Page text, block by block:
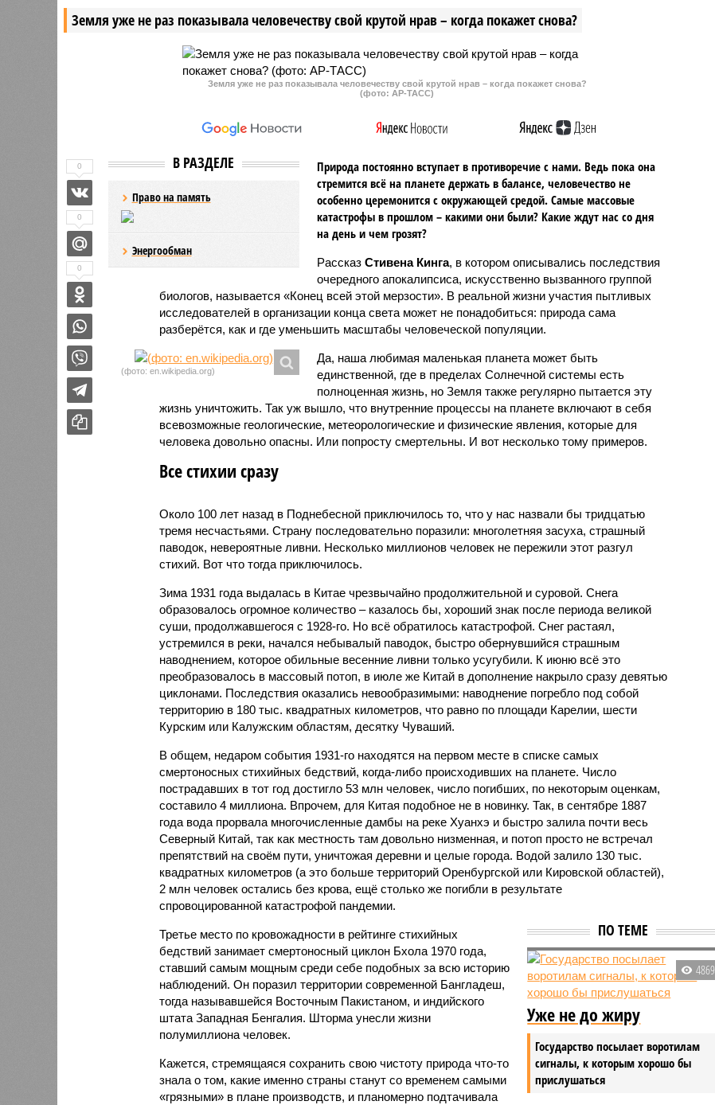
Земля уже не раз показывала человечеству свой крутой нрав – когда покажет снова?
Земля уже не раз показывала человечеству свой крутой нрав – когда покажет снова?
(фото: АР-ТАСС)
В РАЗДЕЛЕ
Право на память
Энергообман
Природа постоянно вступает в противоречие с нами. Ведь пока она
стремится всё на планете держать в балансе, человечество не
особенно церемонится с окружающей средой. Самые массовые
катастрофы в прошлом – какими они были? Какие ждут нас со дня
на день и чем грозят?
Рассказ Стивена Кинга, в котором описывались последствия
очередного апокалипсиса, искусственно вызванного группой
биологов, называется «Конец всей этой мерзости». В реальной жизни участия пытливых
исследователей в организации конца света может не понадобиться: природа сама
разберётся, как и где уменьшить масштабы человеческой популяции.
(фото: en.wikipedia.org)
Да, наша любимая маленькая планета может быть
единственной, где в пределах Солнечной системы есть
полноценная жизнь, но Земля также регулярно пытается эту
жизнь уничтожить. Так уж вышло, что внутренние процессы на планете включают в себя
всевозможные геологические, метеорологические и физические явления, которые для
человека довольно опасны. Или попросту смертельны. И вот несколько тому примеров.
Все стихии сразу
Около 100 лет назад в Поднебесной приключилось то, что у нас назвали бы тридцатью
тремя несчастьями. Страну последовательно поразили: многолетняя засуха, страшный
паводок, невероятные ливни. Несколько миллионов человек не пережили этот разгул
стихий. Вот что тогда приключилось.
Зима 1931 года выдалась в Китае чрезвычайно продолжительной и суровой. Снега
образовалось огромное количество – казалось бы, хороший знак после периода великой
суши, продолжавшегося с 1928-го. Но всё обратилось катастрофой. Снег растаял,
устремился в реки, начался небывалый паводок, быстро обернувшийся страшным
наводнением, которое обильные весенние ливни только усугубили. К июню всё это
преобразовалось в массовый потоп, в июле же Китай в дополнение накрыло сразу девятью
циклонами. Последствия оказались невообразимыми: наводнение погребло под собой
территорию в 180 тыс. квадратных километров, что равно по площади Карелии, шести
Курским или Калужским областям, десятку Чуваший.
В общем, недаром события 1931-го находятся на первом месте в списке самых
смертоносных стихийных бедствий, когда-либо происходивших на планете. Число
пострадавших в тот год достигло 53 млн человек, число погибших, по некоторым оценкам,
составило 4 миллиона. Впрочем, для Китая подобное не в новинку. Так, в сентябре 1887
года вода прорвала многочисленные дамбы на реке Хуанхэ и быстро залила почти весь
Северный Китай, так как местность там довольно низменная, и потоп просто не встречал
препятствий на своём пути, уничтожая деревни и целые города. Водой залило 130 тыс.
квадратных километров (а это больше территорий Оренбургской или Кировской областей),
2 млн человек остались без крова, ещё столько же погибли в результате
спровоцированной катастрофой пандемии.
ПО ТЕМЕ
4869
Уже не до жиру
Государство посылает воротилам
сигналы, к которым хорошо бы
прислушаться
Третье место по кровожадности в рейтинге стихийных
бедствий занимает смертоносный циклон Бхола 1970 года,
ставший самым мощным среди себе подобных за всю историю
наблюдений. Он поразил территории современной Бангладеш,
тогда называвшейся Восточным Пакистаном, и индийского
штата Западная Бенгалия. Шторма унесли жизни
полумиллиона человек.
Кажется, стремящаяся сохранить свою чистоту природа что-то
знала о том, какие именно страны станут со временем самыми
«грязными» в плане производств, и планомерно подтачивала
0
0
0